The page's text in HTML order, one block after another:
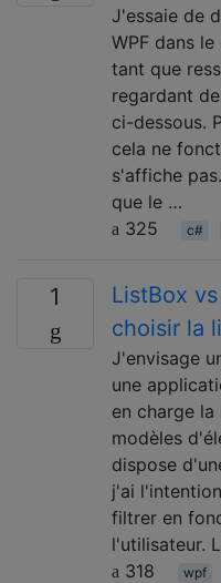
J'essaie de
WPF dans
tant que
regardant
ci-dessous.
cela ne
s'affiche
que le …
325
c#
1
ListBox
choisir la
J'envisage
une
en charge
modèles
dispose
j'ai
filtrer en
l'utilisateur.
318
wpf